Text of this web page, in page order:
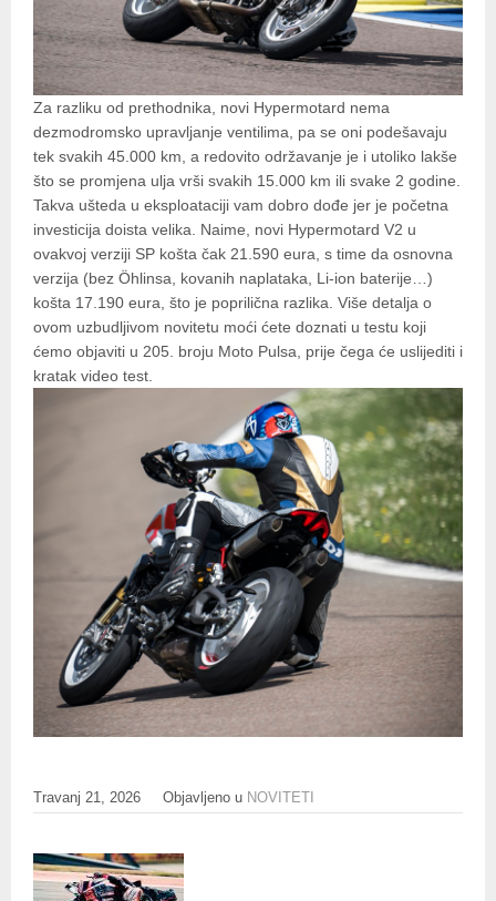
Za razliku od prethodnika, novi Hypermotard nema
dezmodromsko upravljanje ventilima, pa se oni podešavaju
tek svakih 45.000 km, a redovito održavanje je i utoliko lakše
što se promjena ulja vrši svakih 15.000 km ili svake 2 godine.
Takva ušteda u eksploataciji vam dobro dođe jer je početna
investicija doista velika. Naime, novi Hypermotard V2 u
ovakvoj verziji SP košta čak 21.590 eura, s time da osnovna
verzija (bez Öhlinsa, kovanih naplataka, Li-ion baterije…)
košta 17.190 eura, što je poprilična razlika. Više detalja o
ovom uzbudljivom novitetu moći ćete doznati u testu koji
ćemo objaviti u 205. broju Moto Pulsa, prije čega će uslijediti i
kratak video test.
Travanj 21, 2026 Objavljeno u NOVITETI